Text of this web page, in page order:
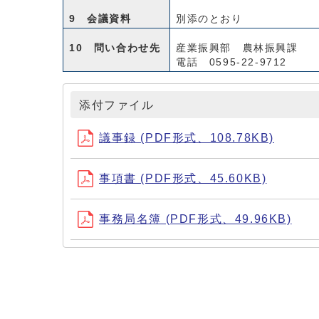
9 会議資料 別添のとおり
10 問い合わせ先
産業振興部 農林振興課
電話 0595-22-9712
添付ファイル
議事録 (PDF形式、108.78KB)
事項書 (PDF形式、45.60KB)
事務局名簿 (PDF形式、49.96KB)